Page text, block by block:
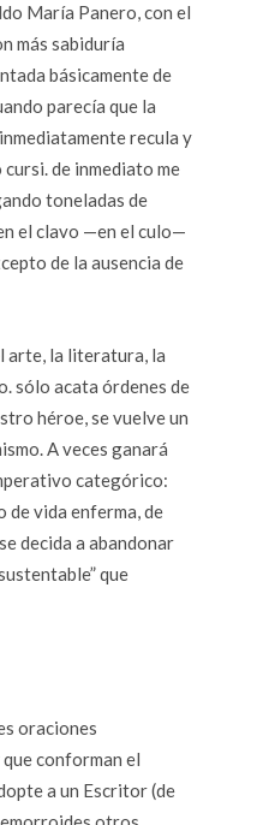
María Panero, con el
más sabiduría
básicamente de
parecía que la
recula y
de inmediato me
toneladas de
el clavo —en el culo—
de la ausencia de
arte, la literatura, la
sólo acata órdenes de
héroe, se vuelve un
A veces ganará
categórico:
de vida enferma, de
decida a abandonar
que
oraciones
conforman el
a un Escritor (de